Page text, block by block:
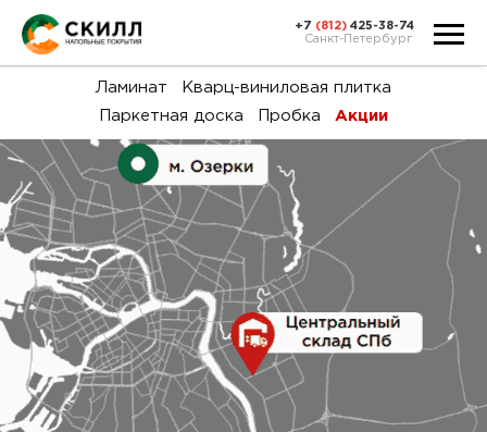
и
+7 (812) 425-38-74
Санкт-Петербург
Ламинат
Кварц-виниловая плитка
Паркетная доска
Пробка Акции